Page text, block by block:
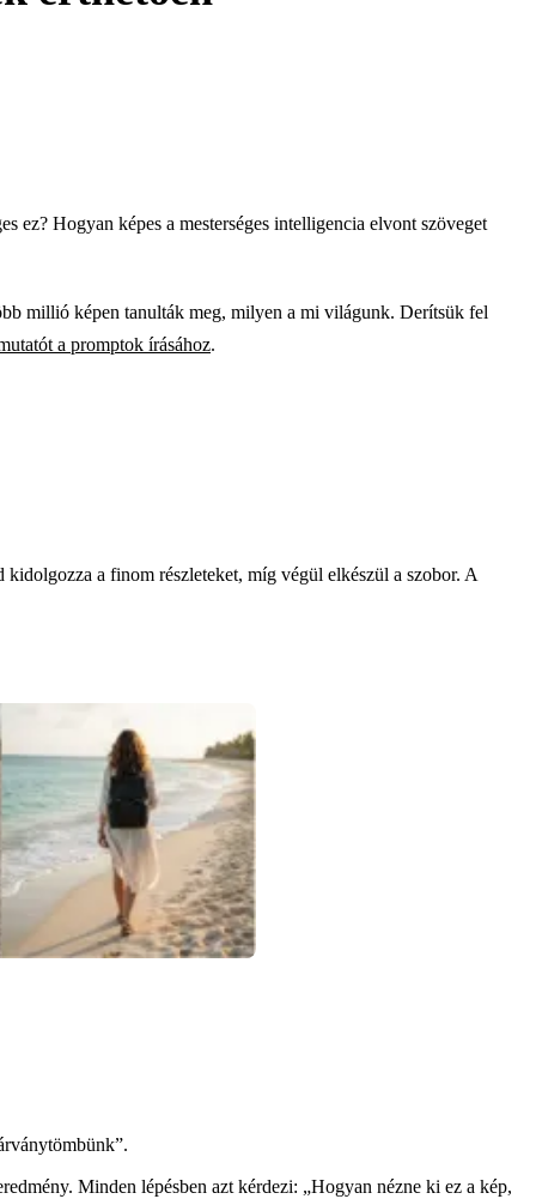
ez? Hogyan képes a mesterséges intelligencia elvont szöveget
millió képen tanulták meg, milyen a mi világunk. Derítsük fel
a promptok írásához.
a finom részleteket, míg végül elkészül a szobor. A
Minden lépésben azt kérdezi: „Hogyan nézne ki ez a kép,